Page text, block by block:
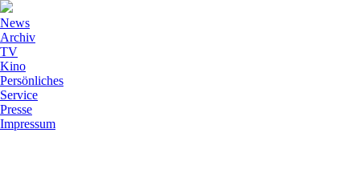
News
Archiv
TV
Kino
Persönliches
Service
Presse
Impressum